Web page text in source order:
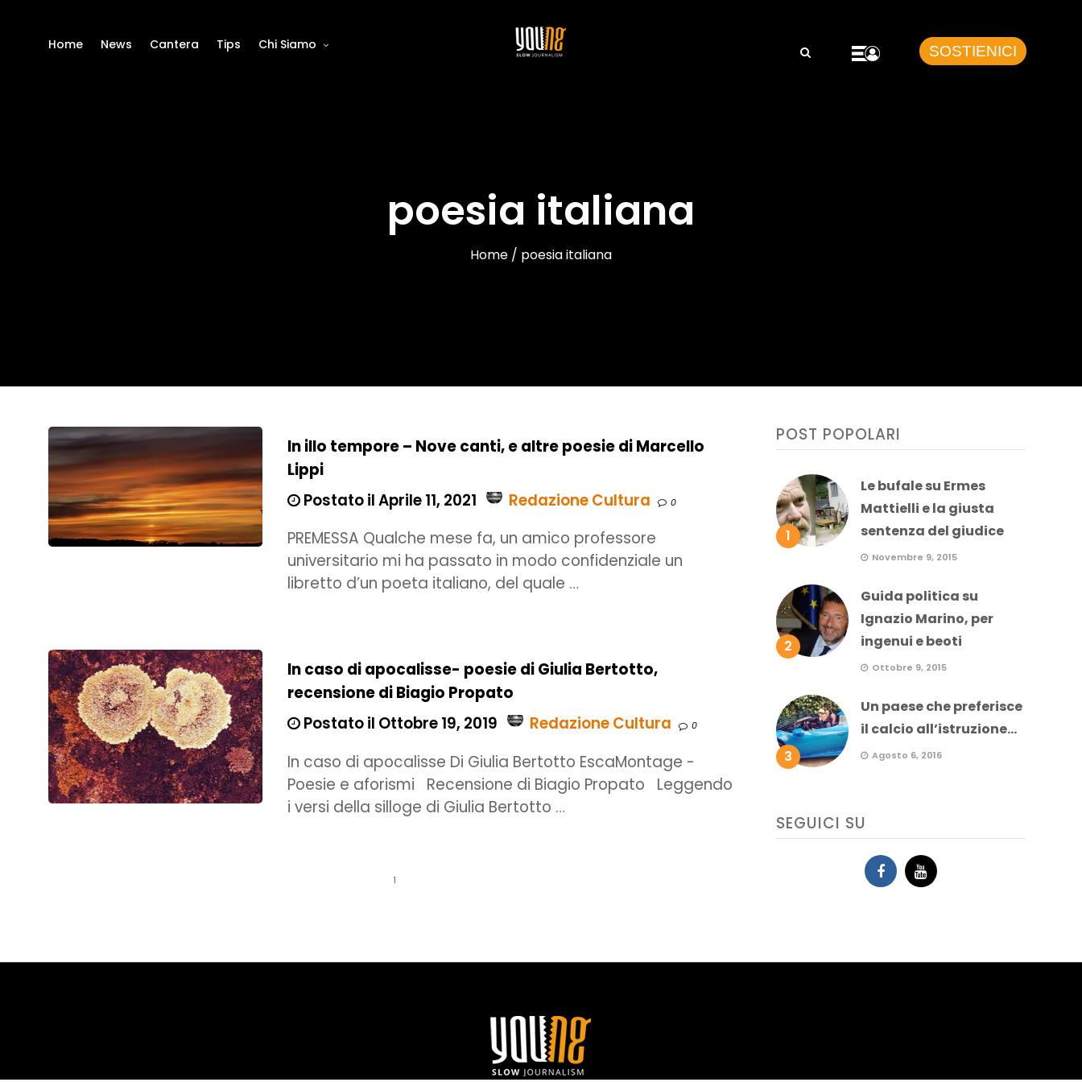
Home News Cantera Tips Chi Siamo SOSTIENICI
poesia italiana
Home / poesia italiana
In illo tempore – Nove canti, e altre poesie di Marcello
Lippi
Postato il Aprile 11, 2021
Redazione Cultura 0
PREMESSA Qualche mese fa, un amico professore
universitario mi ha passato in modo confidenziale un
libretto d’un poeta italiano, del quale …
In caso di apocalisse- poesie di Giulia Bertotto,
recensione di Biagio Propato
Postato il Ottobre 19, 2019
Redazione Cultura 0
In caso di apocalisse Di Giulia Bertotto EscaMontage -
Poesie e aforismi Recensione di Biagio Propato Leggendo
i versi della silloge di Giulia Bertotto …
1
POST POPOLARI
1
Le bufale su Ermes
Mattielli e la giusta
sentenza del giudice
Novembre 9, 2015
2
Guida politica su
Ignazio Marino, per
ingenui e beoti
Ottobre 9, 2015
3
Un paese che preferisce
il calcio all’istruzione...
Agosto 6, 2016
SEGUICI SU